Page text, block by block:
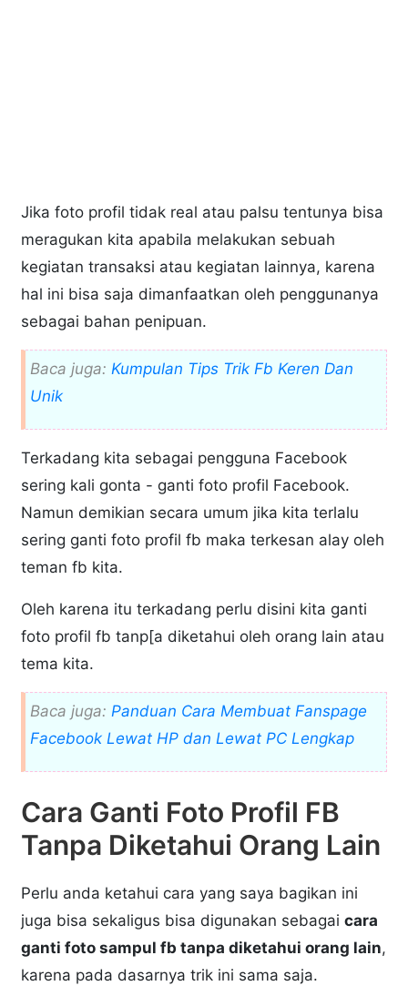
Jika foto profil tidak real atau palsu tentunya bisa
meragukan kita apabila melakukan sebuah
kegiatan transaksi atau kegiatan lainnya, karena
hal ini bisa saja dimanfaatkan oleh penggunanya
sebagai bahan penipuan.
Baca juga: Kumpulan Tips Trik Fb Keren Dan
Unik
Terkadang kita sebagai pengguna Facebook
sering kali gonta - ganti foto profil Facebook.
Namun demikian secara umum jika kita terlalu
sering ganti foto profil fb maka terkesan alay oleh
teman fb kita.
Oleh karena itu terkadang perlu disini kita ganti
foto profil fb tanp[a diketahui oleh orang lain atau
tema kita.
Baca juga: Panduan Cara Membuat Fanspage
Facebook Lewat HP dan Lewat PC Lengkap
Cara Ganti Foto Profil FB
Tanpa Diketahui Orang Lain
Perlu anda ketahui cara yang saya bagikan ini
juga bisa sekaligus bisa digunakan sebagaicara
ganti foto sampul fb tanpa diketahui orang lain,
karena pada dasarnya trik ini sama saja.